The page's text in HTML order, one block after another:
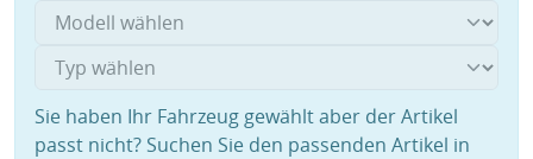
Sie haben Ihr Fahrzeug gewählt aber der Artikel
passt nicht? Suchen Sie den passenden Artikel in